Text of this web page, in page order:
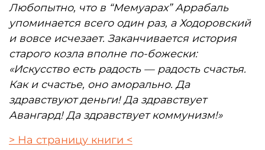
Любопытно, что в “Мемуарах” Аррабаль
упоминается всего один раз, а Ходоровский
и вовсе исчезает. Заканчивается история
старого козла вполне по-божески:
«Искусство есть радость — радость счастья.
Как и счастье, оно аморально. Да
здравствуют деньги! Да здравствует
Авангард! Да здравствует коммунизм!»
> На страницу книги <